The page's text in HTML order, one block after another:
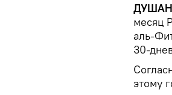
месяц
аль-
30-
этому